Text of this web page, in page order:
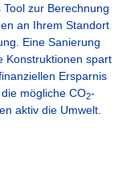
zur Berechnung
an Ihrem Standort
Eine Sanierung
Konstruktionen spart
Ersparnis
mögliche CO2-
aktiv die Umwelt.